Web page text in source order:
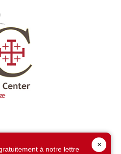
×
à notre lettre